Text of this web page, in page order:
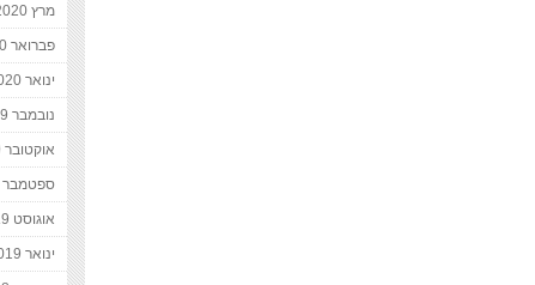
מרץ 2020
פברואר 2020
ינואר 2020
נובמבר 2019
אוקטובר 2019
ספטמבר 2019
אוגוסט 2019
ינואר 2019